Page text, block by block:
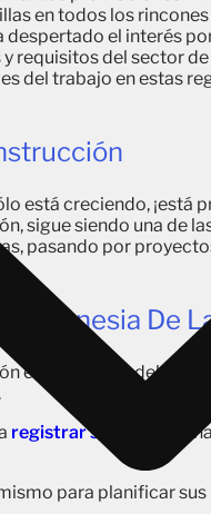
en todos los
el interés
requisitos del sector
del trabajo en estas
está creciendo, ¡está
sigue siendo una de
pasando por
Indonesia De
en Indonesia, debe
registrar su empresa ,
para planificar